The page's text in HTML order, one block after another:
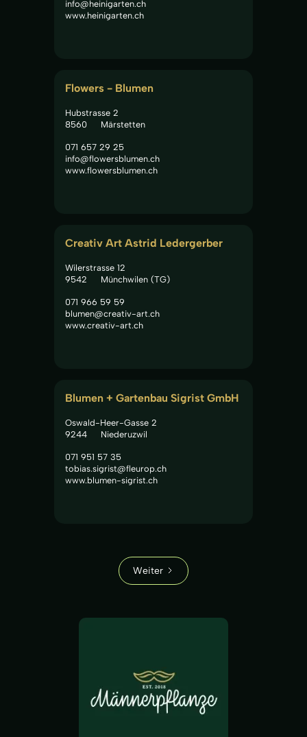
info@heinigarten.ch
www.heinigarten.ch
Flowers - Blumen
Hubstrasse 2
8560
Märstetten
071 657 29 25
info@flowersblumen.ch
www.flowersblumen.ch
Creativ Art Astrid Ledergerber
Wilerstrasse 12
9542
Münchwilen (TG)
071 966 59 59
blumen@creativ-art.ch
www.creativ-art.ch
Blumen + Gartenbau Sigrist GmbH
Oswald-Heer-Gasse 2
9244
Niederuzwil
071 951 57 35
tobias.sigrist@fleurop.ch
www.blumen-sigrist.ch
Weiter